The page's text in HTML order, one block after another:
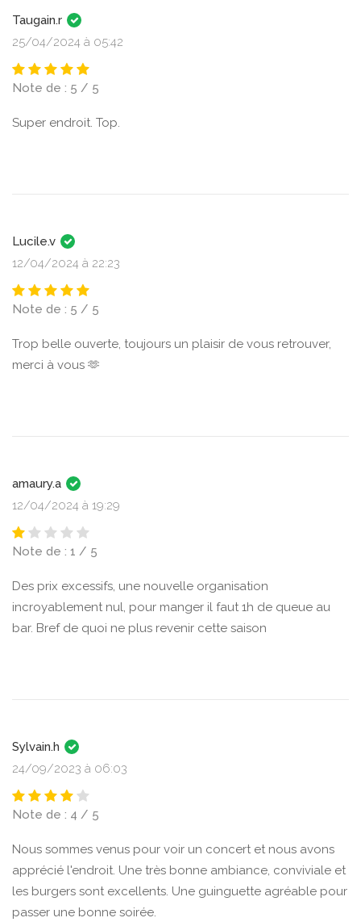
Taugain.r
25/04/2024 à 05:42
Note de : 5 / 5
Super endroit. Top.
Lucile.v
12/04/2024 à 22:23
Note de : 5 / 5
Trop belle ouverte, toujours un plaisir de vous retrouver,
merci à vous 🫶
amaury.a
12/04/2024 à 19:29
Note de : 1 / 5
Des prix excessifs, une nouvelle organisation
incroyablement nul, pour manger il faut 1h de queue au
bar. Bref de quoi ne plus revenir cette saison
Sylvain.h
24/09/2023 à 06:03
Note de : 4 / 5
Nous sommes venus pour voir un concert et nous avons
apprécié l'endroit. Une très bonne ambiance, conviviale et
les burgers sont excellents. Une guinguette agréable pour
passer une bonne soirée.